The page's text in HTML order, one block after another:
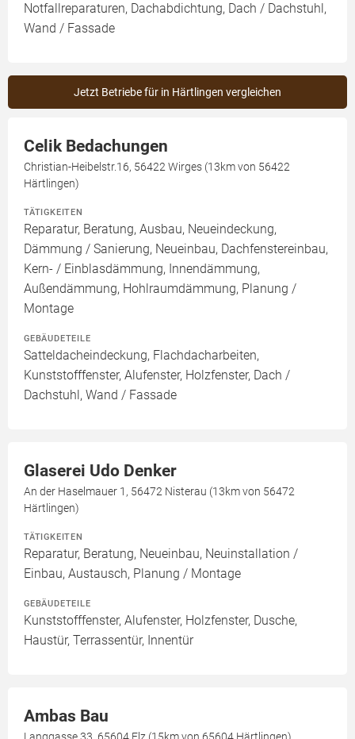
Notfallreparaturen, Dachabdichtung, Dach / Dachstuhl,
Wand / Fassade
Jetzt Betriebe für in Härtlingen vergleichen
Celik Bedachungen
Christian-Heibelstr.16, 56422 Wirges (13km von 56422
Härtlingen)
TÄTIGKEITEN
Reparatur, Beratung, Ausbau, Neueindeckung,
Dämmung / Sanierung, Neueinbau, Dachfenstereinbau,
Kern- / Einblasdämmung, Innendämmung,
Außendämmung, Hohlraumdämmung, Planung /
Montage
GEBÄUDETEILE
Satteldacheindeckung, Flachdacharbeiten,
Kunststofffenster, Alufenster, Holzfenster, Dach /
Dachstuhl, Wand / Fassade
Glaserei Udo Denker
An der Haselmauer 1, 56472 Nisterau (13km von 56472
Härtlingen)
TÄTIGKEITEN
Reparatur, Beratung, Neueinbau, Neuinstallation /
Einbau, Austausch, Planung / Montage
GEBÄUDETEILE
Kunststofffenster, Alufenster, Holzfenster, Dusche,
Haustür, Terrassentür, Innentür
Ambas Bau